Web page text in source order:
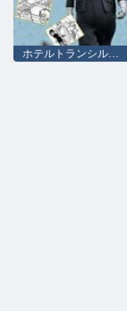
ホテルトランシルバニアぬりえ